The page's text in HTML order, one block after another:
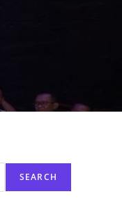
SEARCH